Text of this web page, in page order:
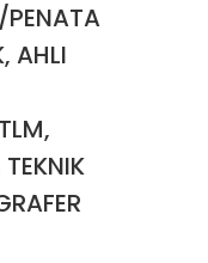
AHLI